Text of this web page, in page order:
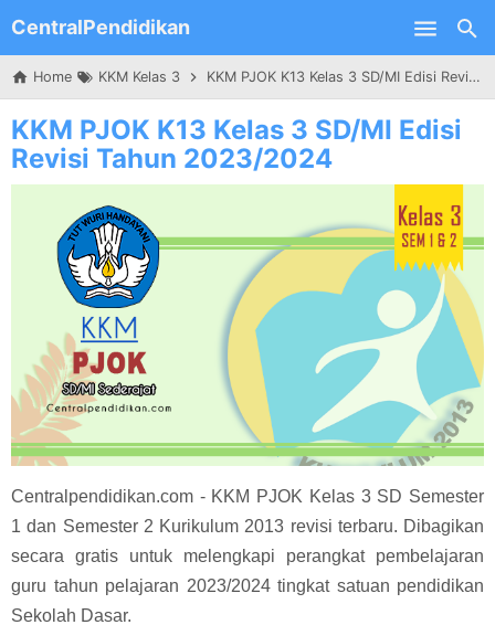
Skip to main content
CentralPendidikan
Home KKM Kelas 3 KKM PJOK K13 Kelas 3 SD/MI Edisi Revisi Tahun 2023/2024
KKM PJOK K13 Kelas 3 SD/MI Edisi
Revisi Tahun 2023/2024
Centralpendidikan.com - KKM PJOK Kelas 3 SD Semester
1 dan Semester 2 Kurikulum 2013 revisi terbaru. Dibagikan
secara gratis untuk melengkapi perangkat pembelajaran
guru tahun pelajaran 2023/2024 tingkat satuan pendidikan
Sekolah Dasar.